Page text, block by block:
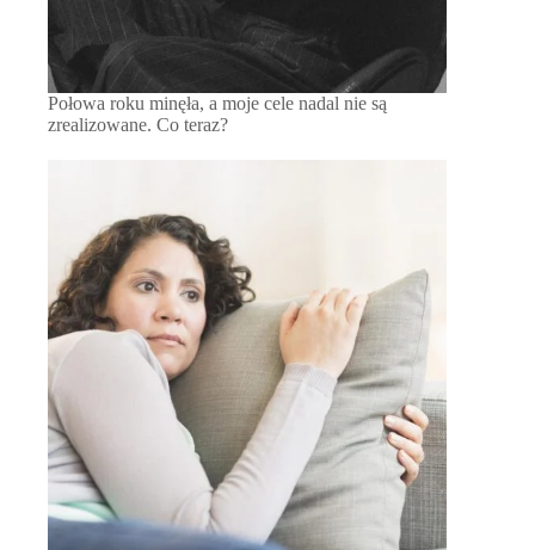
Połowa roku minęła, a moje cele nadal nie są
zrealizowane. Co teraz?